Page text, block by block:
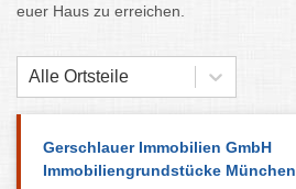
euer Haus zu erreichen.
Alle Ortsteile
Gerschlauer Immobilien GmbH
Immobiliengrundstücke München